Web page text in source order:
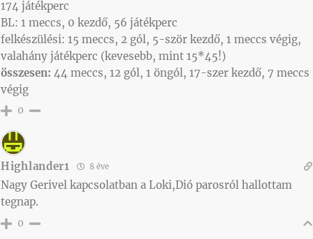
174 játékperc
BL: 1 meccs, 0 kezdő, 56 játékperc
felkészülési: 15 meccs, 2 gól, 5-ször kezdő, 1 meccs végig,
valahány játékperc (kevesebb, mint 15*45!)
összesen: 44 meccs, 12 gól, 1 öngól, 17-szer kezdő, 7 meccs
végig
0
Highlander1 8 éve
Nagy Gerivel kapcsolatban a Loki,Dió parosról hallottam
tegnap.
0